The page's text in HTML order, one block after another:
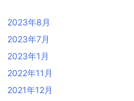
2023年8月
2023年7月
2023年1月
2022年11月
2021年12月